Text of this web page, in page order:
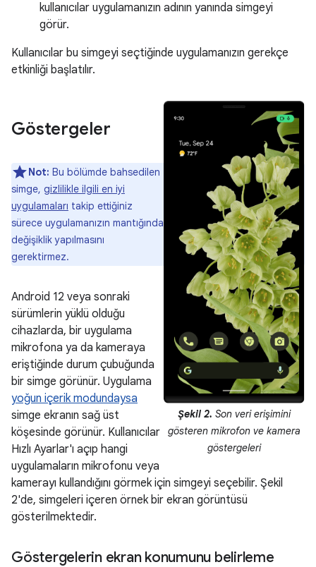
kullanıcılar uygulamanızın adının yanında simgeyi
görür.
Kullanıcılar bu simgeyi seçtiğinde uygulamanızın gerekçe
etkinliği başlatılır.
Şekil 2. Son veri erişimini
gösteren mikrofon ve kamera
göstergeleri
Göstergeler
Not: Bu bölümde bahsedilen
simge, gizlilikle ilgili en iyi
uygulamaları takip ettiğiniz
sürece uygulamanızın mantığında
değişiklik yapılmasını
gerektirmez.
Android 12 veya sonraki
sürümlerin yüklü olduğu
cihazlarda, bir uygulama
mikrofona ya da kameraya
eriştiğinde durum çubuğunda
bir simge görünür. Uygulama
yoğun içerik modundaysa
simge ekranın sağ üst
köşesinde görünür. Kullanıcılar
Hızlı Ayarlar'ı açıp hangi
uygulamaların mikrofonu veya
kamerayı kullandığını görmek için simgeyi seçebilir. Şekil
2'de, simgeleri içeren örnek bir ekran görüntüsü
gösterilmektedir.
Göstergelerin ekran konumunu belirleme